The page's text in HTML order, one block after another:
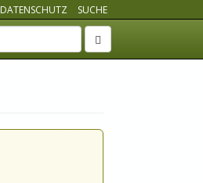
DATENSCHUTZ SUCHE